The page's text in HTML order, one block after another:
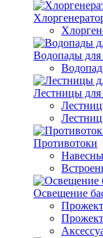
Водопады для
Лестницы для
Противотоки
Освещение